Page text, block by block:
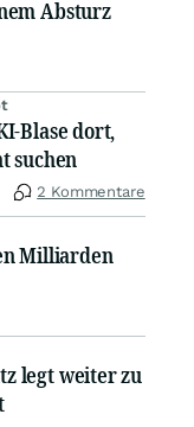
Absturz
Blase dort,
suchen
2 Kommentare
Milliarden
legt weiter zu